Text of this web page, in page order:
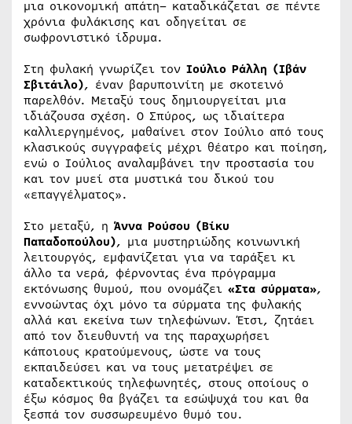
μια οικονομική απάτη– καταδικάζεται σε πέντε
χρόνια φυλάκισης και οδηγείται σε
σωφρονιστικό ίδρυμα.
Στη φυλακή γνωρίζει τον Ιούλιο Ράλλη (Ιβάν
Σβιτάιλο), έναν βαρυποινίτη με σκοτεινό
παρελθόν. Μεταξύ τους δημιουργείται μια
ιδιάζουσα σχέση. Ο Σπύρος, ως ιδιαίτερα
καλλιεργημένος, μαθαίνει στον Ιούλιο από τους
κλασικούς συγγραφείς μέχρι θέατρο και ποίηση,
ενώ ο Ιούλιος αναλαμβάνει την προστασία του
και τον μυεί στα μυστικά του δικού του
«επαγγέλματος».
Στο μεταξύ, η Άννα Ρούσου (Βίκυ
Παπαδοπούλου), μια μυστηριώδης κοινωνική
λειτουργός, εμφανίζεται για να ταράξει κι
άλλο τα νερά, φέρνοντας ένα πρόγραμμα
εκτόνωσης θυμού, που ονομάζει «Στα σύρματα»,
εννοώντας όχι μόνο τα σύρματα της φυλακής
αλλά και εκείνα των τηλεφώνων. Έτσι, ζητάει
από τον διευθυντή να της παραχωρήσει
κάποιους κρατούμενους, ώστε να τους
εκπαιδεύσει και να τους μετατρέψει σε
καταδεκτικούς τηλεφωνητές, στους οποίους ο
έξω κόσμος θα βγάζει τα εσώψυχά του και θα
ξεσπά τον συσσωρευμένο θυμό του.